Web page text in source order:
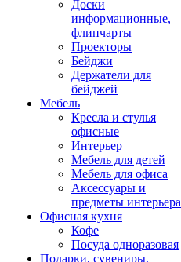
Доски
информационные,
флипчарты
Проекторы
Бейджи
Держатели для
бейджей
Мебель
Кресла и стулья
офисные
Интерьер
Мебель для детей
Мебель для офиса
Аксессуары и
предметы интерьера
Офисная кухня
Кофе
Посуда одноразовая
Подарки, сувениры,